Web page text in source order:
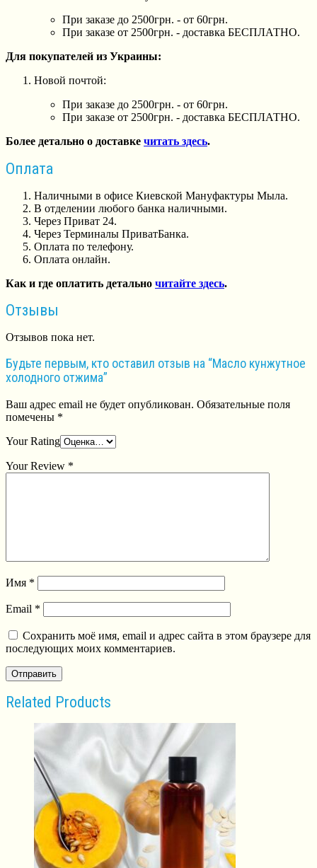
При заказе до 2500грн. - от 60грн.
При заказе от 2500грн. - доставка БЕСПЛАТНО.
Для покупателей из Украины:
Новой почтой:
При заказе до 2500грн. - от 60грн.
При заказе от 2500грн. - доставка БЕСПЛАТНО.
Более детально о доставке читать здесь.
Оплата
Наличными в офисе Киевской Мануфактуры Мыла.
В отделении любого банка наличными.
Через Приват 24.
Через Терминалы ПриватБанка.
Оплата по телефону.
Оплата онлайн.
Как и где оплатить детально читайте здесь.
Отзывы
Отзывов пока нет.
Будьте первым, кто оставил отзыв на “Масло кунжутное
холодного отжима”
Ваш адрес email не будет опубликован. Обязательные поля
помечены *
Your Rating
Your Review *
Имя *
Email *
Сохранить моё имя, email и адрес сайта в этом браузере для
последующих моих комментариев.
Related Products